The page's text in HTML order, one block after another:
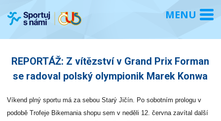
REPORTÁŽ: Z vítězství v Grand Prix Forman
se radoval polský olympionik Marek Konwa
Víkend plný sportu má za sebou Starý Jičín. Po sobotním prologu v
podobě Trofeje Bikemania shopu sem v neděli 12. června zavítal další